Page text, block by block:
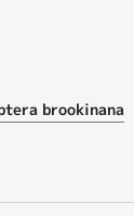
brookinana